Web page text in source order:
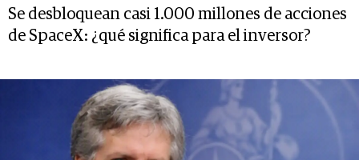
Se desbloquean casi 1.000 millones de acciones
de SpaceX: ¿qué significa para el inversor?